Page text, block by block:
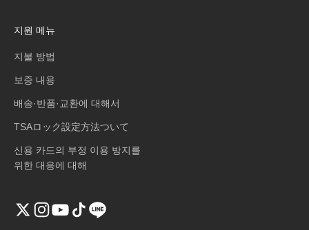
지원 메뉴
지불 방법
보증 내용
배송·반품·교환에 대해서
TSAロック設定方法ついて
신용 카드의 부정 이용 방지를
위한 대응에 대해